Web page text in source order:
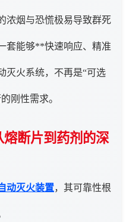
浓烟与恐慌极易导致群死
套能够**快速响应、精准
灭火系统，不再是“可选
刚性需求。
断片到药剂的深
动灭火装置，其可靠性根